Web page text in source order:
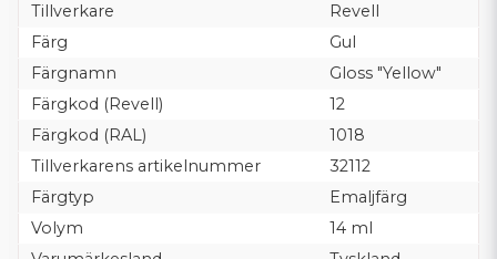
Tillverkare
Revell
Färg
Gul
Färgnamn
Gloss "Yellow"
Färgkod (Revell)
12
Färgkod (RAL)
1018
Tillverkarens artikelnummer
32112
Färgtyp
Emaljfärg
Volym
14 ml